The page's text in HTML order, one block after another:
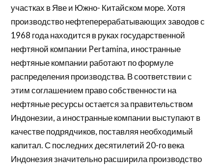
участках в Яве и Южно- Китайском море. Хотя
производство нефтеперерабатывающих заводов с
1968 года находится в руках государственной
нефтяной компании Pertamina, иностранные
нефтяные компании работают по формуле
распределения производства. В соответствии с
этим соглашением право собственности на
нефтяные ресурсы остается за правительством
Индонезии, а иностранные компании выступают в
качестве подрядчиков, поставляя необходимый
капитал. С последних десятилетий 20-го века
Индонезия значительно расширила производство